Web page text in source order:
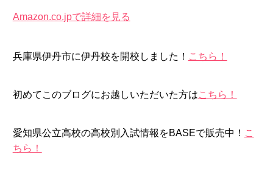
Amazon.co.jpで詳細を見る
兵庫県伊丹市に伊丹校を開校しました！ こちら！
初めてこのブログにお越しいただいた方はこちら！
愛知県公立高校の高校別入試情報をBASEで販売中！ こ
ちら！